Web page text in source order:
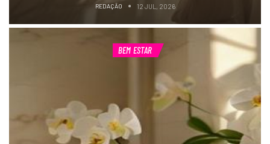
REDAÇÃO 12 JUL, 2026
BEM ESTAR